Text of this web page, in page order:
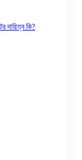
দায়িত্ব কি?